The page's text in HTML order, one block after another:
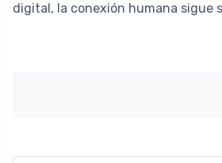
digital, la conexión humana sigue